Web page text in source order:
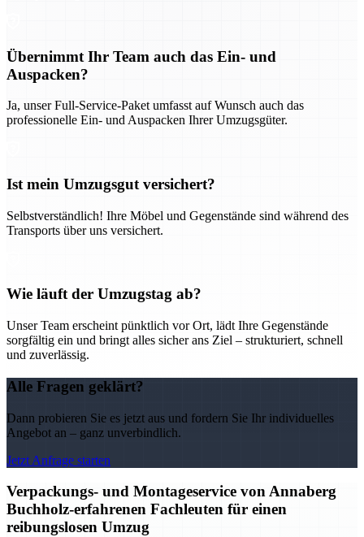
Übernimmt Ihr Team auch das Ein- und
Auspacken?
Ja, unser Full-Service-Paket umfasst auf Wunsch auch das
professionelle Ein- und Auspacken Ihrer Umzugsgüter.
Ist mein Umzugsgut versichert?
Selbstverständlich! Ihre Möbel und Gegenstände sind während des
Transports über uns versichert.
Wie läuft der Umzugstag ab?
Unser Team erscheint pünktlich vor Ort, lädt Ihre Gegenstände
sorgfältig ein und bringt alles sicher ans Ziel – strukturiert, schnell
und zuverlässig.
Alle Fragen geklärt?
Dann probieren Sie es jetzt aus und fordern Sie Ihr individuelles
Angebot an – ganz unverbindlich.
Jetzt Anfrage starten
Verpackungs- und Montageservice von Annaberg
Buchholz-erfahrenen Fachleuten für einen
reibungslosen Umzug